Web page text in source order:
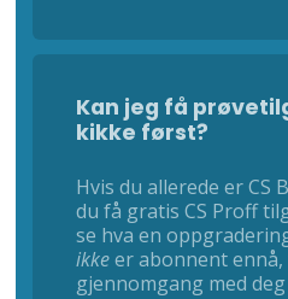
Kan jeg få
kikke først?
Hvis du allerede er CS
du få gratis CS Proff
se hva en
ikkeer abonnent ennå,
gjennomgang med